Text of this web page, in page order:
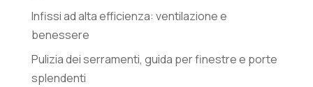
Infissi ad alta efficienza: ventilazione e
benessere
Pulizia dei serramenti, guida per finestre e porte
splendenti